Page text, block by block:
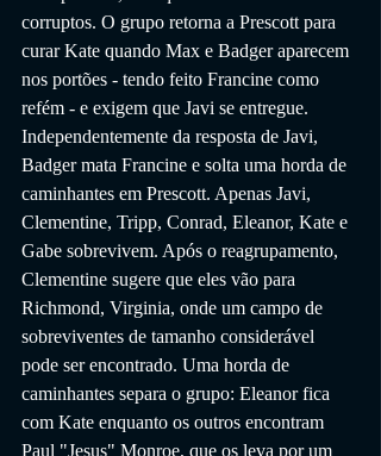
corruptos. O grupo retorna a Prescott para
curar Kate quando Max e Badger aparecem
nos portões - tendo feito Francine como
refém - e exigem que Javi se entregue.
Independentemente da resposta de Javi,
Badger mata Francine e solta uma horda de
caminhantes em Prescott. Apenas Javi,
Clementine, Tripp, Conrad, Eleanor, Kate e
Gabe sobrevivem. Após o reagrupamento,
Clementine sugere que eles vão para
Richmond, Virginia, onde um campo de
sobreviventes de tamanho considerável
pode ser encontrado. Uma horda de
caminhantes separa o grupo: Eleanor fica
com Kate enquanto os outros encontram
Paul "Jesus" Monroe, que os leva por um